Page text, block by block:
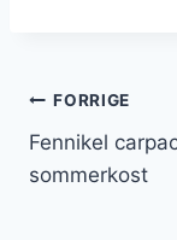
FORRIGE
Fennikel
sommerkost